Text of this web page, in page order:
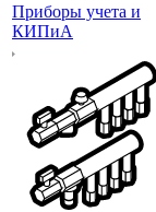
Приборы учета и
КИПиА